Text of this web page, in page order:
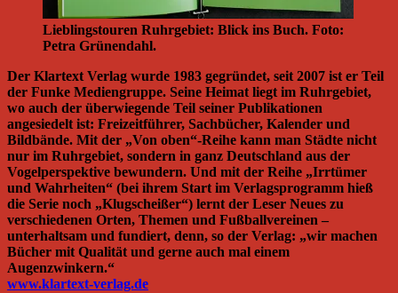
Lieblingstouren Ruhrgebiet: Blick ins Buch. Foto:
Petra Grünendahl.
Der Klartext Verlag wurde 1983 gegründet, seit 2007 ist er Teil
der Funke Mediengruppe. Seine Heimat liegt im Ruhrgebiet,
wo auch der überwiegende Teil seiner Publikationen
angesiedelt ist: Freizeitführer, Sachbücher, Kalender und
Bildbände. Mit der „Von oben“-Reihe kann man Städte nicht
nur im Ruhrgebiet, sondern in ganz Deutschland aus der
Vogelperspektive bewundern. Und mit der Reihe „Irrtümer
und Wahrheiten“ (bei ihrem Start im Verlagsprogramm hieß
die Serie noch „Klugscheißer“) lernt der Leser Neues zu
verschiedenen Orten, Themen und Fußballvereinen –
unterhaltsam und fundiert, denn, so der Verlag: „wir machen
Bücher mit Qualität und gerne auch mal einem
Augenzwinkern.“
www.klartext-verlag.de